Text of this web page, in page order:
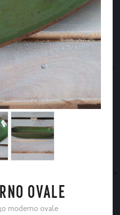
OVALE
moderno ovale